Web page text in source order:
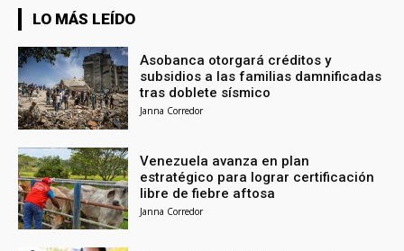
LO MÁS LEÍDO
Asobanca otorgará créditos y
subsidios a las familias damnificadas
tras doblete sísmico
Janna Corredor
Venezuela avanza en plan
estratégico para lograr certificación
libre de fiebre aftosa
Janna Corredor